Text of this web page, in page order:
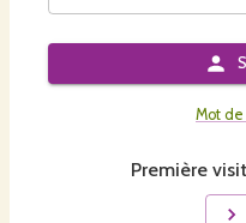
Mot de
Première